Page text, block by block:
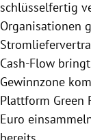
schlüsselfertig
Organisationen
Cash-Flow
Gewinnzone
Plattform Green
Euro